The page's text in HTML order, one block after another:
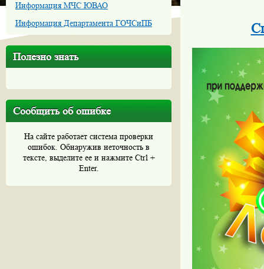
Информация МЧС ЮВАО
Информация Департамента ГОЧСиПБ
Полезно знать
Сообщить об ошибке
На сайте работает система проверки
ошибок. Обнаружив неточность в
тексте, выделите ее и нажмите Ctrl +
Enter.